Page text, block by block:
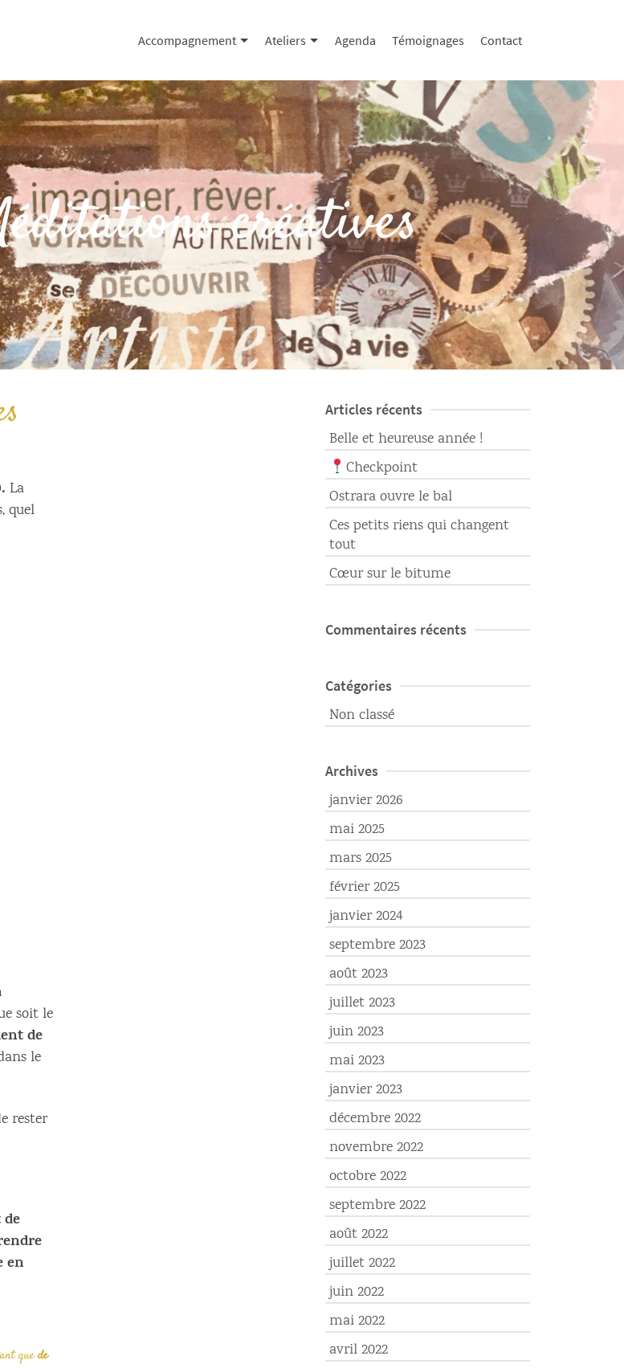
Accompagnement Ateliers Agenda Témoignages Contact
créatives
La
quel
soit le
de
le
rester
en
quede
Articles récents
Belle et heureuse année !
Checkpoint
Ostrara ouvre le bal
Ces petits riens qui changent
tout
Cœur sur le bitume
Commentaires récents
Catégories
Non classé
Archives
janvier 2026
mai 2025
mars 2025
février 2025
janvier 2024
septembre 2023
août 2023
juillet 2023
juin 2023
mai 2023
janvier 2023
décembre 2022
novembre 2022
octobre 2022
septembre 2022
août 2022
juillet 2022
juin 2022
mai 2022
avril 2022